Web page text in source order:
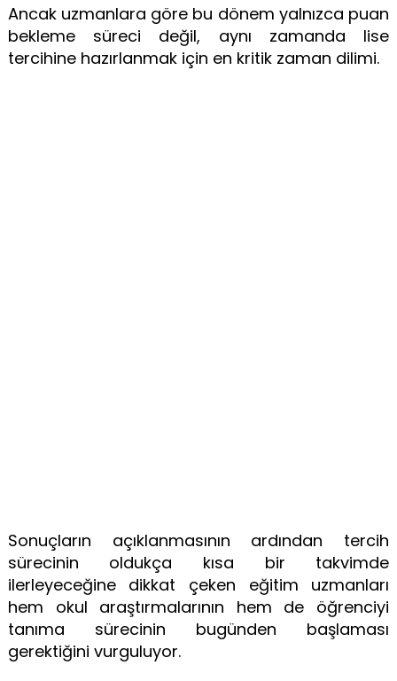
Ancak uzmanlara göre bu dönem yalnızca puan
bekleme süreci değil, aynı zamanda lise
tercihine hazırlanmak için en kritik zaman dilimi.
Sonuçların açıklanmasının ardından tercih
sürecinin oldukça kısa bir takvimde
ilerleyeceğine dikkat çeken eğitim uzmanları
hem okul araştırmalarının hem de öğrenciyi
tanıma sürecinin bugünden başlaması
gerektiğini vurguluyor.